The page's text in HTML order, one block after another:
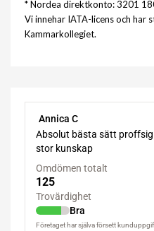
* Nordea direktkonto: 3201
Vi innehar IATA-licens och har
Kammarkollegiet.